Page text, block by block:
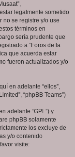
legalmente sometido
no se registre y/o use
términos en
sería prudente que
a “Foros de la
que acuerda estar
fueron actualizados y/o
en adelante “ellos”,
“phpBB Teams”)
adelante “GPL”) y
phpBB solamente
los excluye de
y/o contenido
visite: